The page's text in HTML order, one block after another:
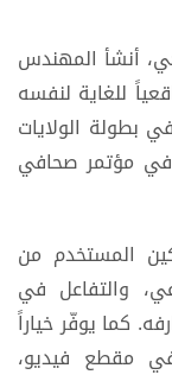
أنشأ المهندس
للغاية لنفسه
بطولة الولايات
في مؤتمر صحافي
المستخدم من
والتفاعل في
كما يوفّر خياراً
مقطع فيديو،